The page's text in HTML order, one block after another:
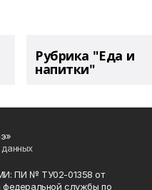
Рубрика "Еда и
напитки"
ПИ № ТУ02-01358 от
федеральной службы по